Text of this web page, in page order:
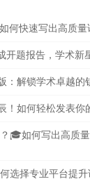
何快速写出高质量
开题报告，学术新
解锁学术卓越的
！如何轻松发表
🎓如何写出高质
选择专业平台提